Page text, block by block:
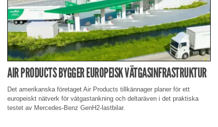
AIR PRODUCTS BYGGER EUROPEISK VÄTGASINFRASTRUKTUR
Det amerikanska företaget Air Products tillkännager planer för ett
europeiskt nätverk för vätgastankning och deltaräven i det praktiska
testet av Mercedes-Benz GenH2-lastbilar.